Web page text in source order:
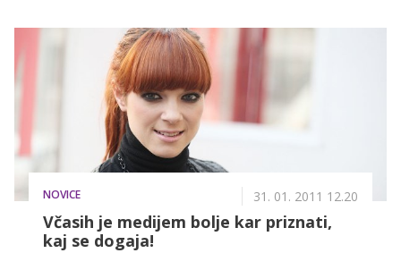
dogovoril, da si v javnosti ne bo izkazoval nežnosti.
NOVICE 31. 01. 2011 12.20
Včasih je medijem bolje kar priznati,
kaj se dogaja!